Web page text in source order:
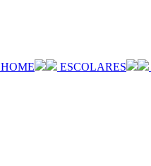
HOME ESCOLARES